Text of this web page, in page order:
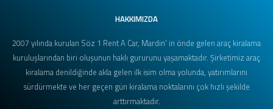
HAKKIMIZDA
2007 yılında kurulan Söz 1 Rent A Car, Mardin' in önde gelen araç kiralama
kuruluşlarından biri oluşunun haklı gururunu yaşamaktadır. Şirketimiz araç
kiralama denildiğinde akla gelen ilk isim olma yolunda, yatırımlarını
sürdürmekte ve her geçen gün kiralama noktalarını çok hızlı şekilde
arttırmaktadır.